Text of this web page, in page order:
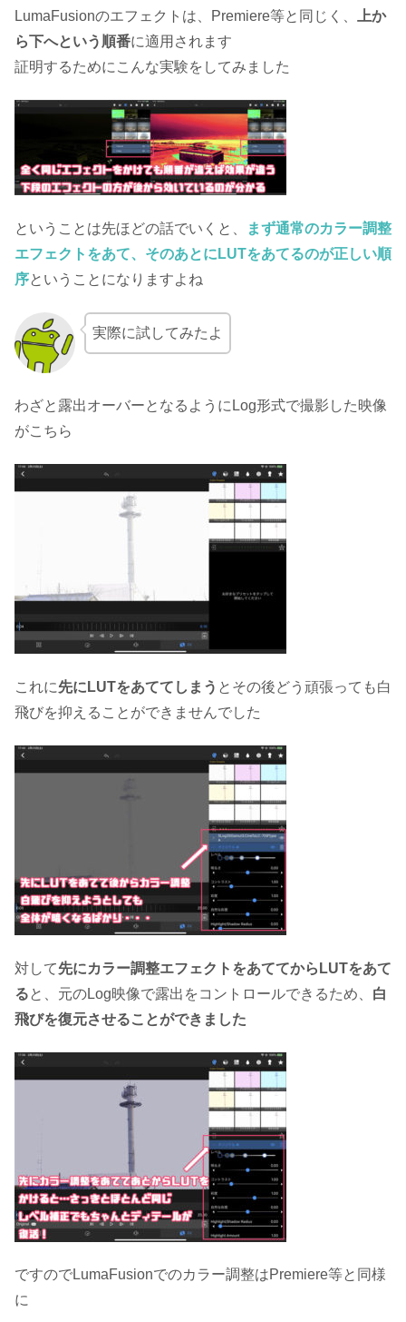
LumaFusionのエフェクトは、Premiere等と同じく、
上か
ら下へという順番に適用されます
証明するためにこんな実験をしてみました
ということは先ほどの話でいくと、
まず通常のカラー調整
エフェクトをあて、そのあとにLUTをあてるのが正しい順
序ということになりますよね
実際に試してみたよ
わざと露出オーバーとなるようにLog形式で撮影した映像
がこちら
これに先にLUTをあててしまう とその後どう頑張っても白
飛びを抑えることができませんでした
対して先にカラー調整エフェクトをあててからLUTをあて
ると、元のLog映像で露出をコントロールできるため、 白
飛びを復元させることができました
ですのでLumaFusionでのカラー調整はPremiere等と同様
に